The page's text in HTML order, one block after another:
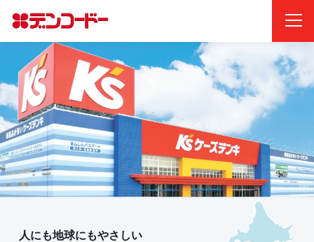
人にも地球にもやさしい